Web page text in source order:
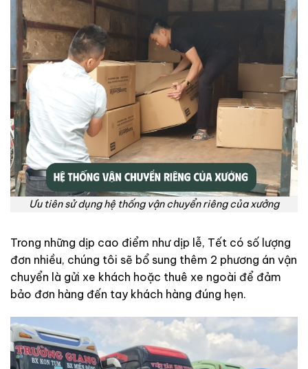
Ưu tiên sử dụng hệ thống vận chuyển riêng của xưởng
Trong những dịp cao điểm như dịp lễ, Tết có số lượng
đơn nhiều, chúng tôi sẽ bổ sung thêm 2 phương án vận
chuyển là gửi xe khách hoặc thuê xe ngoài để đảm
bảo đơn hàng đến tay khách hàng đúng hẹn.